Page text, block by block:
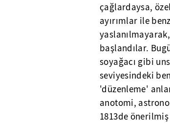
çağlardaysa,
ayırımlar ile
başlandılar.
soyağacı gibi
seviyesindeki
'düzenleme'
anotomi,
1813de